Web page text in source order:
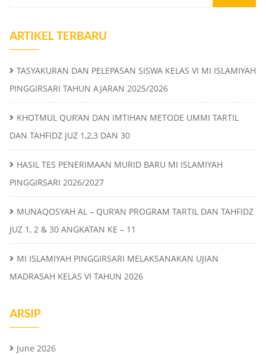
ARTIKEL TERBARU
TASYAKURAN DAN PELEPASAN SISWA KELAS VI MI ISLAMIYAH
PINGGIRSARI TAHUN AJARAN 2025/2026
KHOTMUL QUR’AN DAN IMTIHAN METODE UMMI TARTIL
DAN TAHFIDZ JUZ 1,2,3 DAN 30
HASIL TES PENERIMAAN MURID BARU MI ISLAMIYAH
PINGGIRSARI 2026/2027
MUNAQOSYAH AL – QUR’AN PROGRAM TARTIL DAN TAHFIDZ
JUZ 1, 2 & 30 ANGKATAN KE – 11
MI ISLAMIYAH PINGGIRSARI MELAKSANAKAN UJIAN
MADRASAH KELAS VI TAHUN 2026
ARSIP
June 2026